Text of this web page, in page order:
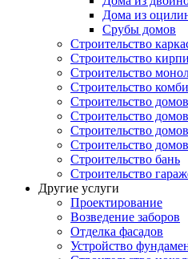
Дома из
Срубы домов
Строительство
Строительство
Строительство
Строительство
Строительство
Строительство
Строительство
Строительство
Строительство бань
Строительство
Другие услуги
Проектирование
Возведение заборов
Отделка фасадов
Устройство